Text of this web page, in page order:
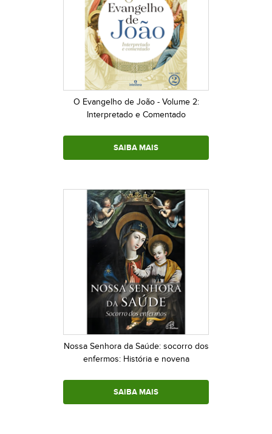
O Evangelho de João - Volume 2:
Interpretado e Comentado
SAIBA MAIS
Nossa Senhora da Saúde: socorro dos
enfermos: História e novena
SAIBA MAIS